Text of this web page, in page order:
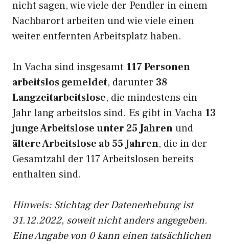
nicht sagen, wie viele der Pendler in einem
Nachbarort arbeiten und wie viele einen
weiter entfernten Arbeitsplatz haben.
In Vacha sind insgesamt 117 Personen
arbeitslos gemeldet, darunter 38
Langzeitarbeitslose, die mindestens ein
Jahr lang arbeitslos sind. Es gibt in Vacha 13
junge Arbeitslose unter 25 Jahrenund
ältere Arbeitslose ab 55 Jahren, die in der
Gesamtzahl der 117 Arbeitslosen bereits
enthalten sind.
Hinweis: Stichtag der Datenerhebung ist
31.12.2022, soweit nicht anders angegeben.
Eine Angabe von 0 kann einen tatsächlichen